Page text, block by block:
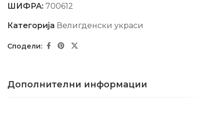
ШИФРА: 700612
Категорија Велигденски украси
Дополнителни информации